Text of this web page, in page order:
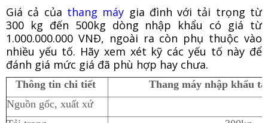
Giá cả của thang máy gia đình với tải trọng từ
300 kg đến 500kg dòng nhập khẩu có giá từ
1.000.000.000 VNĐ, ngoài ra còn phụ thuộc vào
nhiều yếu tố. Hãy xem xét kỹ các yếu tố này để
đánh giá mức giá đã phù hợp hay chưa.
Thông tin chi tiết
Thang máy nhập khẩu
Nguồn gốc, xuất xứ